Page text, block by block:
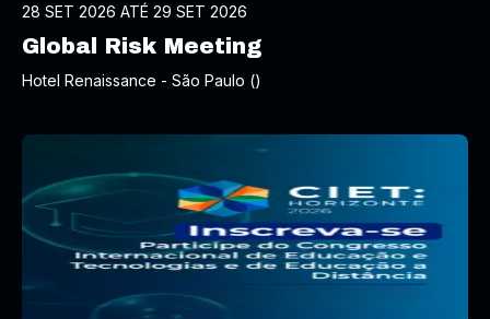
28 SET 2026 ATÉ 29 SET 2026
Global Risk Meeting
Hotel Renaissance - São Paulo ()